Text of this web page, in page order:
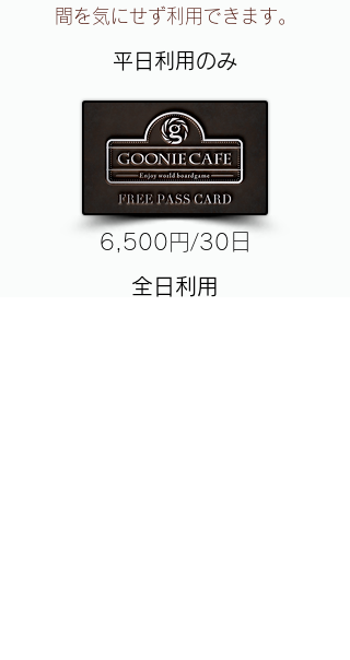
間を気にせず利用できます。
平日利用のみ
6,500円/30日
全日利用